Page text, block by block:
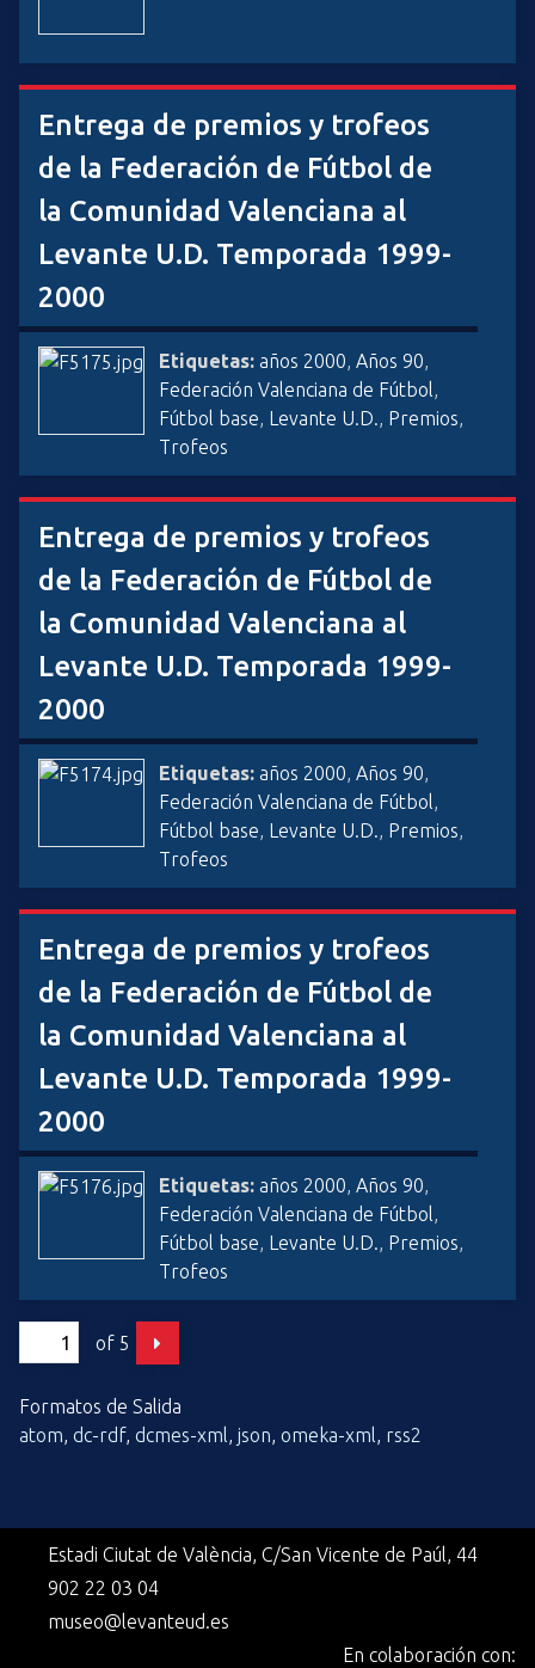
Entrega de premios y trofeos
de la Federación de Fútbol de
la Comunidad Valenciana al
Levante U.D. Temporada 1999-
2000
Etiquetas: años 2000, Años 90,
Federación Valenciana de Fútbol,
Fútbol base, Levante U.D., Premios,
Trofeos
Entrega de premios y trofeos
de la Federación de Fútbol de
la Comunidad Valenciana al
Levante U.D. Temporada 1999-
2000
Etiquetas: años 2000, Años 90,
Federación Valenciana de Fútbol,
Fútbol base, Levante U.D., Premios,
Trofeos
Entrega de premios y trofeos
de la Federación de Fútbol de
la Comunidad Valenciana al
Levante U.D. Temporada 1999-
2000
Etiquetas: años 2000, Años 90,
Federación Valenciana de Fútbol,
Fútbol base, Levante U.D., Premios,
Trofeos
of 5
Formatos de Salida
atom, dc-rdf, dcmes-xml, json, omeka-xml, rss2
Estadi Ciutat de València, C/San Vicente de Paúl, 44
902 22 03 04
museo@levanteud.es
En colaboración con: